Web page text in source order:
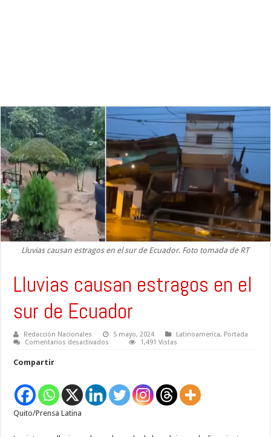
Lluvias causan estragos en el sur de Ecuador. Foto tomada de RT
Lluvias causan estragos en el
sur de Ecuador
Redacción Nacionales 5 mayo, 2024 Latinoamerica, Portada
Comentarios desactivados
sur
de
Ecuador
1,491 Vistas
Compartir
Quito/Prensa Latina